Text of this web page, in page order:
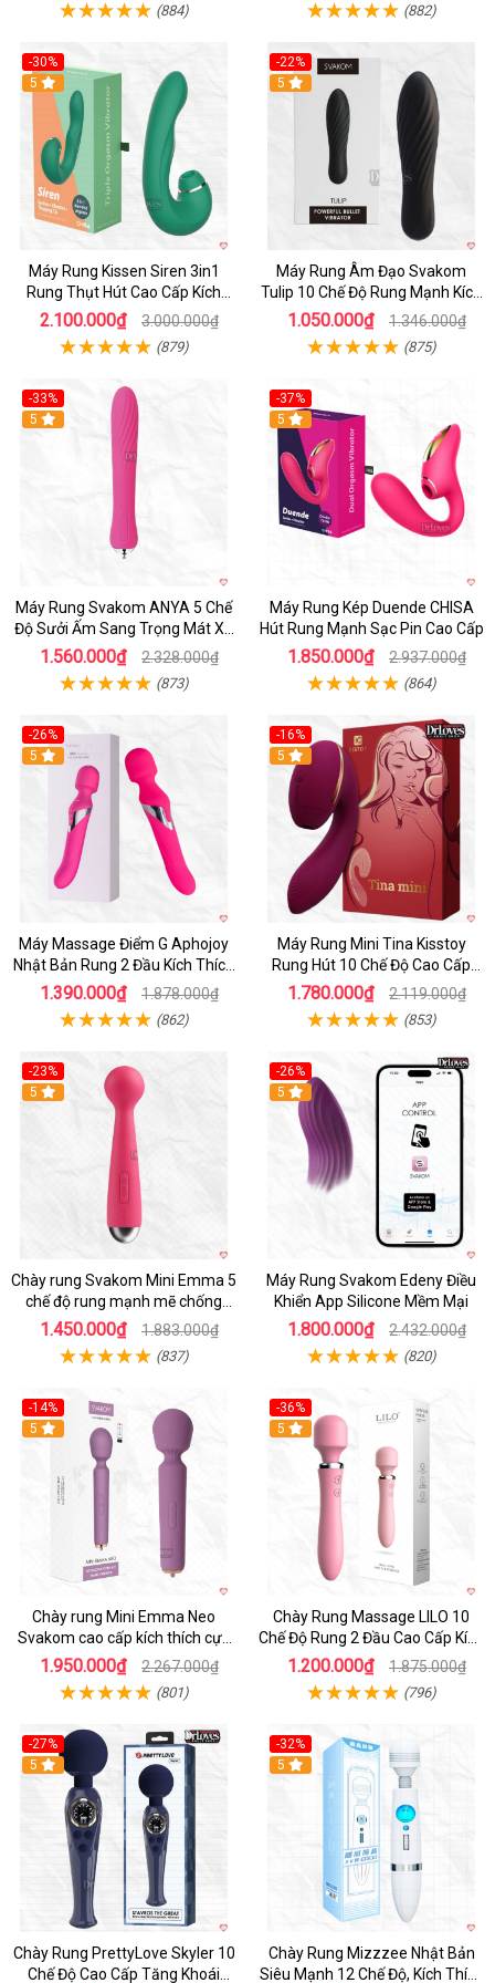
(884) (882)
-30%
Hot
5
Máy Rung Kissen Siren 3in1
Rung Thụt Hút Cao Cấp Kích
Thích Mạnh
2.100.000₫ 3.000.000₫
(879)
-22%
Hot
5
Máy Rung Âm Đạo Svakom
Tulip 10 Chế Độ Rung Mạnh Kích
Thích
1.050.000₫ 1.346.000₫
(875)
-33%
Hot
5
Máy Rung Svakom ANYA 5 Chế
Độ Sưởi Ấm Sang Trọng Mát Xa
Điểm G
1.560.000₫ 2.328.000₫
(873)
-37%
Hot
5
Máy Rung Kép Duende CHISA
Hút Rung Mạnh Sạc Pin Cao Cấp
1.850.000₫ 2.937.000₫
(864)
-26%
Hot
5
Máy Massage Điểm G Aphojoy
Nhật Bản Rung 2 Đầu Kích Thích
Nữ
1.390.000₫ 1.878.000₫
(862)
-16%
Hot
5
Máy Rung Mini Tina Kisstoy
Rung Hút 10 Chế Độ Cao Cấp
Sạc Pin
1.780.000₫ 2.119.000₫
(853)
-23%
Hot
5
Chày rung Svakom Mini Emma 5
chế độ rung mạnh mẽ chống
nước
1.450.000₫ 1.883.000₫
(837)
-26%
Hot
5
Máy Rung Svakom Edeny Điều
Khiển App Silicone Mềm Mại
1.800.000₫ 2.432.000₫
(820)
-14%
Hot
5
Chày rung Mini Emma Neo
Svakom cao cấp kích thích cực
mạnh kết nối App
1.950.000₫ 2.267.000₫
(801)
-36%
Hot
5
Chày Rung Massage LILO 10
Chế Độ Rung 2 Đầu Cao Cấp Kích
Thích Mạnh Mẽ
1.200.000₫ 1.875.000₫
(796)
-27%
Hot
5
Chày Rung PrettyLove Skyler 10
Chế Độ Cao Cấp Tăng Khoái
-32%
Hot
5
Chày Rung Mizzzee Nhật Bản
Siêu Mạnh 12 Chế Độ, Kích Thích